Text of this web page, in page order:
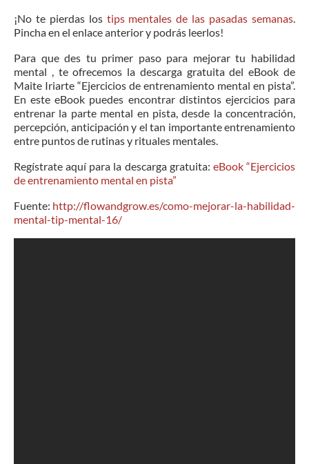
¡No te pierdas los tips mentales de las pasadas semanas.
Pincha en el enlace anterior y podrás leerlos!
Para que des tu primer paso para mejorar tu habilidad
mental , te ofrecemos la descarga gratuita del eBook de
Maite Iriarte “Ejercicios de entrenamiento mental en pista”.
En este eBook puedes encontrar distintos ejercicios para
entrenar la parte mental en pista, desde la concentración,
percepción, anticipación y el tan importante entrenamiento
entre puntos de rutinas y rituales mentales.
Regístrate aquí para la descarga gratuita: eBook “Ejercicios
de entrenamiento mental en pista”
Fuente: http://flowandgrow.es/como-mejorar-la-habilidad-
mental-tip-mental-16/